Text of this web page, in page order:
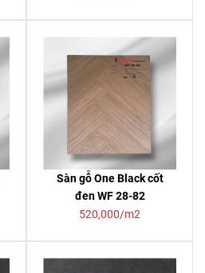
Sàn gỗ One Black cốt
đen WF 28-82
520,000/m2